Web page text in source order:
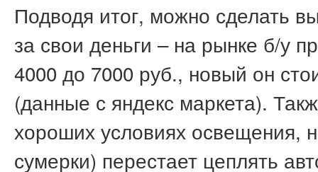
Подводя итог, можно сделать
за свои деньги – на рынке б/у
4000 до 7000 руб., новый он
(данные с яндекс маркета).
хороших условиях освещения,
сумерки) перестает цеплять